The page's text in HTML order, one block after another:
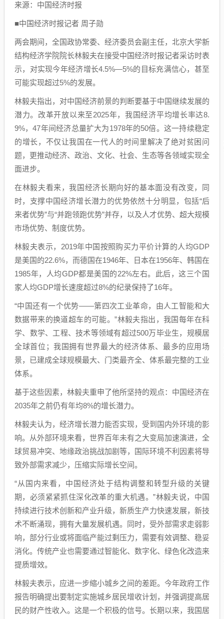
来源：中国经济时报
■中国经济时报记者 周子勋
两会期间，全国政协常委、经济委员会副主任，北京大学新
结构经济学院院长林毅夫在接受中国经济时报记者采访时表
示，对实现今年经济增长4.5%—5%的目标充满信心，甚至
可能实现超过5%的发展。
林毅夫指出，对中国经济前景的判断要基于中国继续发展的
潜力。改革开放以来至2025年，我国经济平均增长率达8.
9%，47年间经济总量扩大为1978年的50倍。这一持续稳定
的增长，不仅让我国在一代人的时间里解决了绝对贫困问
题，更推动经济、政治、文化、社会、生态等各领域实现全
面进步。
在林毅夫看来，我国经济长期向好的基本面没有改变，同
时，支撑中国经济增长潜力的优势依然十分明显，包括“后
来者优势”与“并跑领跑优势”并存，以及人才优势、超大规模
市场优势、制度优势。
林毅夫表示，2019年中国按照购买力平价计算的人均GDP
是美国的22.6%，而德国在1946年、日本在1956年、韩国在
1985年，人均GDP都是美国的22%左右。此后，这三个国
家人均GDP增长速度超过8%的纪录保持了16年。
“中国还有一个优势——第四次工业革命，由人工智能和大
数据带来的换道超车的可能。”林毅夫指出，我国每年在科
学、数学、工程、技术等领域有超过500万毕业生，规模居
全球首位；我国拥有世界最大的经济体系、最多的应用场
景，已建成全球规模最大、门类最齐全、体系最完整的工业
体系。
基于这些因素，林毅夫重申了他所坚持的观点：中国经济在
2035年之前仍有年均8%的增长潜力。
林毅夫认为，经济增长潜力能否实现，受到国内外环境的影
响。从外部环境来看，世界百年未有之大变局加速演进，全
球贸易冲突、地缘政治挑战加剧等，国际环境不利因素将导
致外部需求减少，压缩实际增长空间。
“从国内来看，中国经济处于结构调整和转型升级的关键
期，必须紧紧抓住深化改革的重大机遇。”林毅夫说，中国
持续进行技术创新和产业升级，新质生产力快速发展，新技
术不断涌现，拥有大量发展机遇。同时，受外部需求走弱影
响，部分行业或将面临产能过剩压力，需要有效调整、稳妥
消化。传统产业也需要通过智能化、数字化、绿色化改造来
提质增效。
林毅夫表示，应进一步缩小城乡之间的差距。今年政府工作
报告明确提出要制定实施城乡居民增收计划，并强调提高居
民的财产性收入。这是一个积极的信号。长期以来，我国居